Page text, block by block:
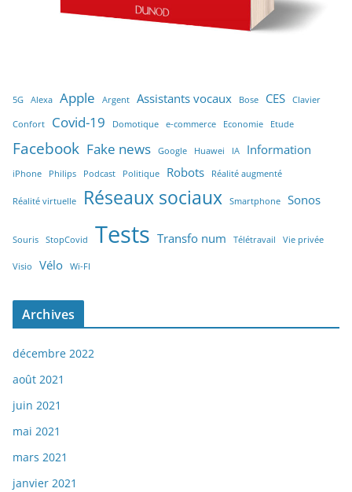
5G Alexa Apple Argent Assistants vocaux Bose CES Clavier
Confort Covid-19 Domotique e-commerce Economie Etude
Facebook Fake news Google Huawei IA Information
iPhone Philips Podcast Politique Robots Réalité augmenté
Réalité virtuelle Réseaux sociaux Smartphone Sonos
Souris StopCovid Tests Transfo num Télétravail Vie privée
Visio Vélo Wi-FI
Archives
décembre 2022
août 2021
juin 2021
mai 2021
mars 2021
janvier 2021